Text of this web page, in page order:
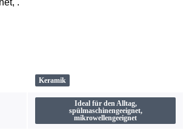
Keramik
Ideal für den Alltag,
spülmaschinengeeignet,
mikrowellengeeignet